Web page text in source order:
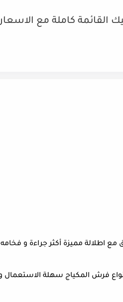
القائمة كاملة مع
مع اطلالة مميزة أكثر جراءة و
فرش المكياج سهلة الاستعمال و